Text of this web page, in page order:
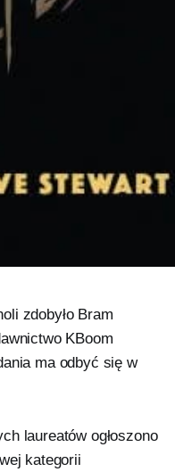
zdobyło Bram
KBoom
ma odbyć się w
laureatów ogłoszono
kategorii